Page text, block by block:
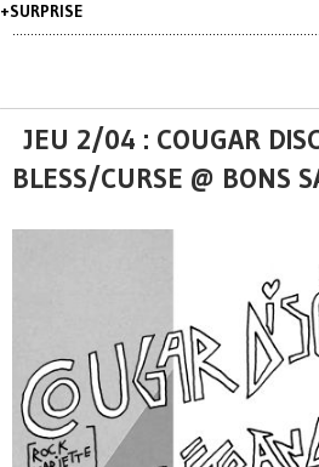
+SURPRISE
JEU 2/04 : COUGAR
BLESS/CURSE @ BONS